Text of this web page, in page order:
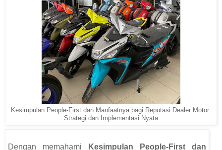
Kesimpulan People-First dan Manfaatnya bagi Reputasi Dealer Motor:
Strategi dan Implementasi Nyata
Dengan memahami
Kesimpulan People-First dan